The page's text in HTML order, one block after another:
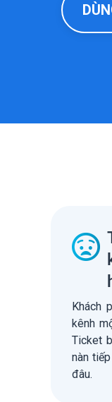
Khách
kênh
Ticket
nàn
đâu.